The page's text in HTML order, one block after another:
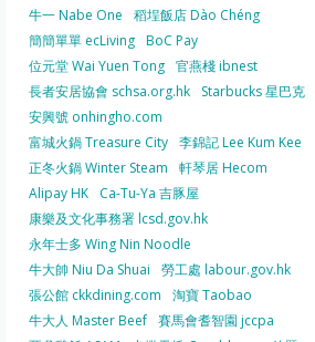
牛一 Nabe One
稻埕飯店 Dào Chéng
簡簡單單 ecLiving BoC Pay
位元堂 Wai Yuen Tong 官燕棧 ibnest
長者安居協會 schsa.org.hk
Starbucks 星巴克
安興號 onhingho.com
富城火鍋 Treasure City 李錦記 Lee Kum Kee
正冬火鍋 Winter Steam
軒琴居 Hecom
Alipay HK
Ca-Tu-Ya 吉豚屋
康樂及文化事務署 lcsd.gov.hk
永年士多 Wing Nin Noodle
牛大帥 Niu Da Shuai
勞工處 labour.gov.hk
張公館 ckkdining.com
淘寶 Taobao
牛大人 Master Beef 賽馬會耆智園 jccpa